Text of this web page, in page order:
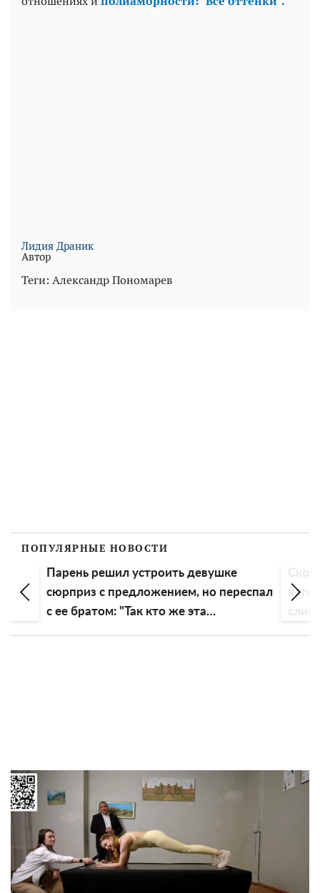
Лидия Драник
Автор
Теги: Александр Пономарев
ПОПУЛЯРНЫЕ НОВОСТИ
устроить девушке
но переспал
"Так кто же эта
Скоро придется есть
него: в Украине резко
сливочное масло